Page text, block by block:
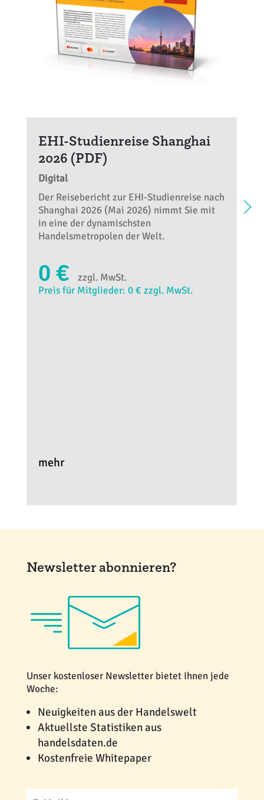
EHI-Studienreise Shanghai
2026 (PDF)
Digital
Der Reisebericht zur EHI-Studienreise nach
Shanghai 2026 (Mai 2026) nimmt Sie mit
in eine der dynamischsten
Handelsmetropolen der Welt.
0 €
zzgl. MwSt.
Preis für Mitglieder: 0 € zzgl. MwSt.
mehr
Newsletter abonnieren?
Unser kostenloser Newsletter bietet Ihnen jede
Woche:
Neuigkeiten aus der Handelswelt
Aktuellste Statistiken aus
handelsdaten.de
Kostenfreie Whitepaper